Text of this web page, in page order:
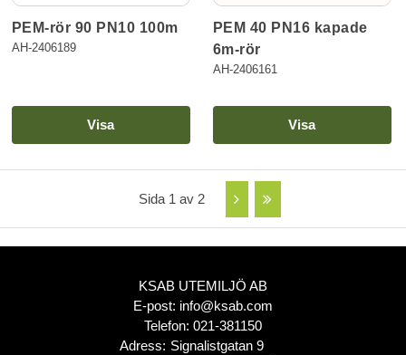
PEM-rör 90 PN10 100m
AH-2406189
Visa
PEM 40 PN16 kapade
6m-rör
AH-2406161
Visa
Sida 1 av 2
KSAB UTEMILJÖ AB
E-post: info@ksab.com
Telefon: 021-381150
Adress: Signalistgatan 9